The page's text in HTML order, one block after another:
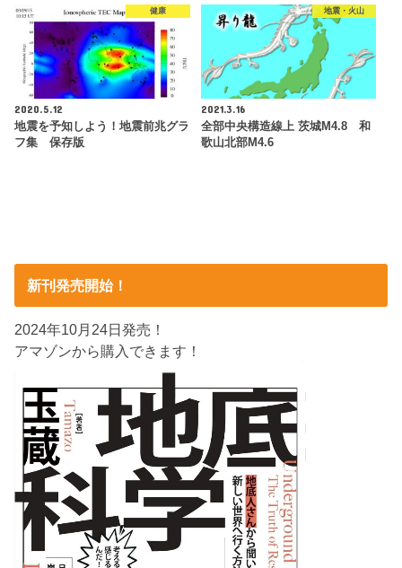
健康
2020.5.12
地震を予知しよう！地震前兆グラ
フ集 保存版
地震・火山
2021.3.16
全部中央構造線上 茨城M4.8 和
歌山北部M4.6
新刊発売開始！
2024年10月24日発売！
アマゾンから購入できます！